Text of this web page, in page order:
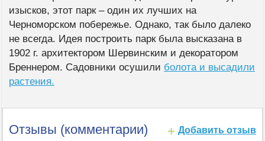
изысков, этот парк – один их лучших на
Черноморском побережье. Однако, так было далеко
не всегда. Идея построить парк была высказана в
1902 г. архитектором Шервинским и декоратором
Бреннером. Садовники осушили болота и высадили
растения.
Отзывы (комментарии) Добавить отзыв